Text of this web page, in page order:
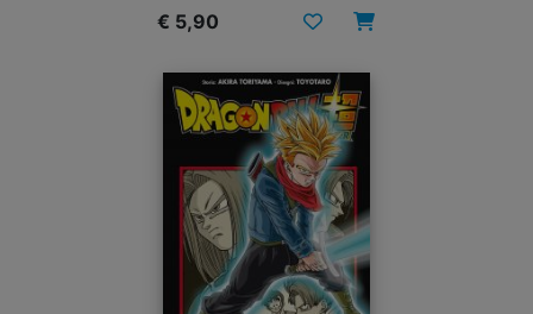
€ 5,90